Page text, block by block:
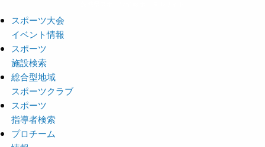
スポーツ大会
イベント情報
スポーツ
施設検索
総合型地域
スポーツクラブ
スポーツ
指導者検索
プロチーム